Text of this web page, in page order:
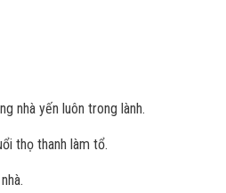
nhà yến luôn trong lành.
thọ thanh làm tổ.